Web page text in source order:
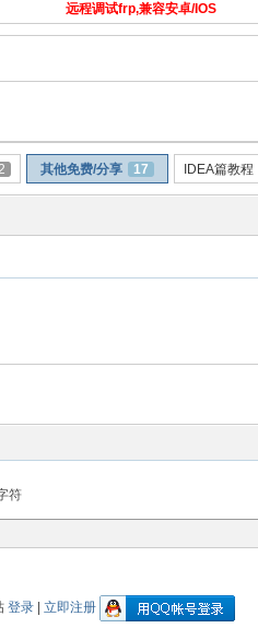
远程调试frp,兼容安卓/IOS
其他免费/分享 17 IDEA篇教程
符
登录 |立即注册